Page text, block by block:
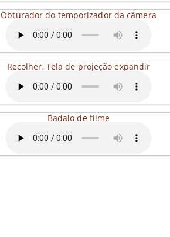
Obturador do temporizador da câmera
Recolher, Tela de projeção expandir
Badalo de filme